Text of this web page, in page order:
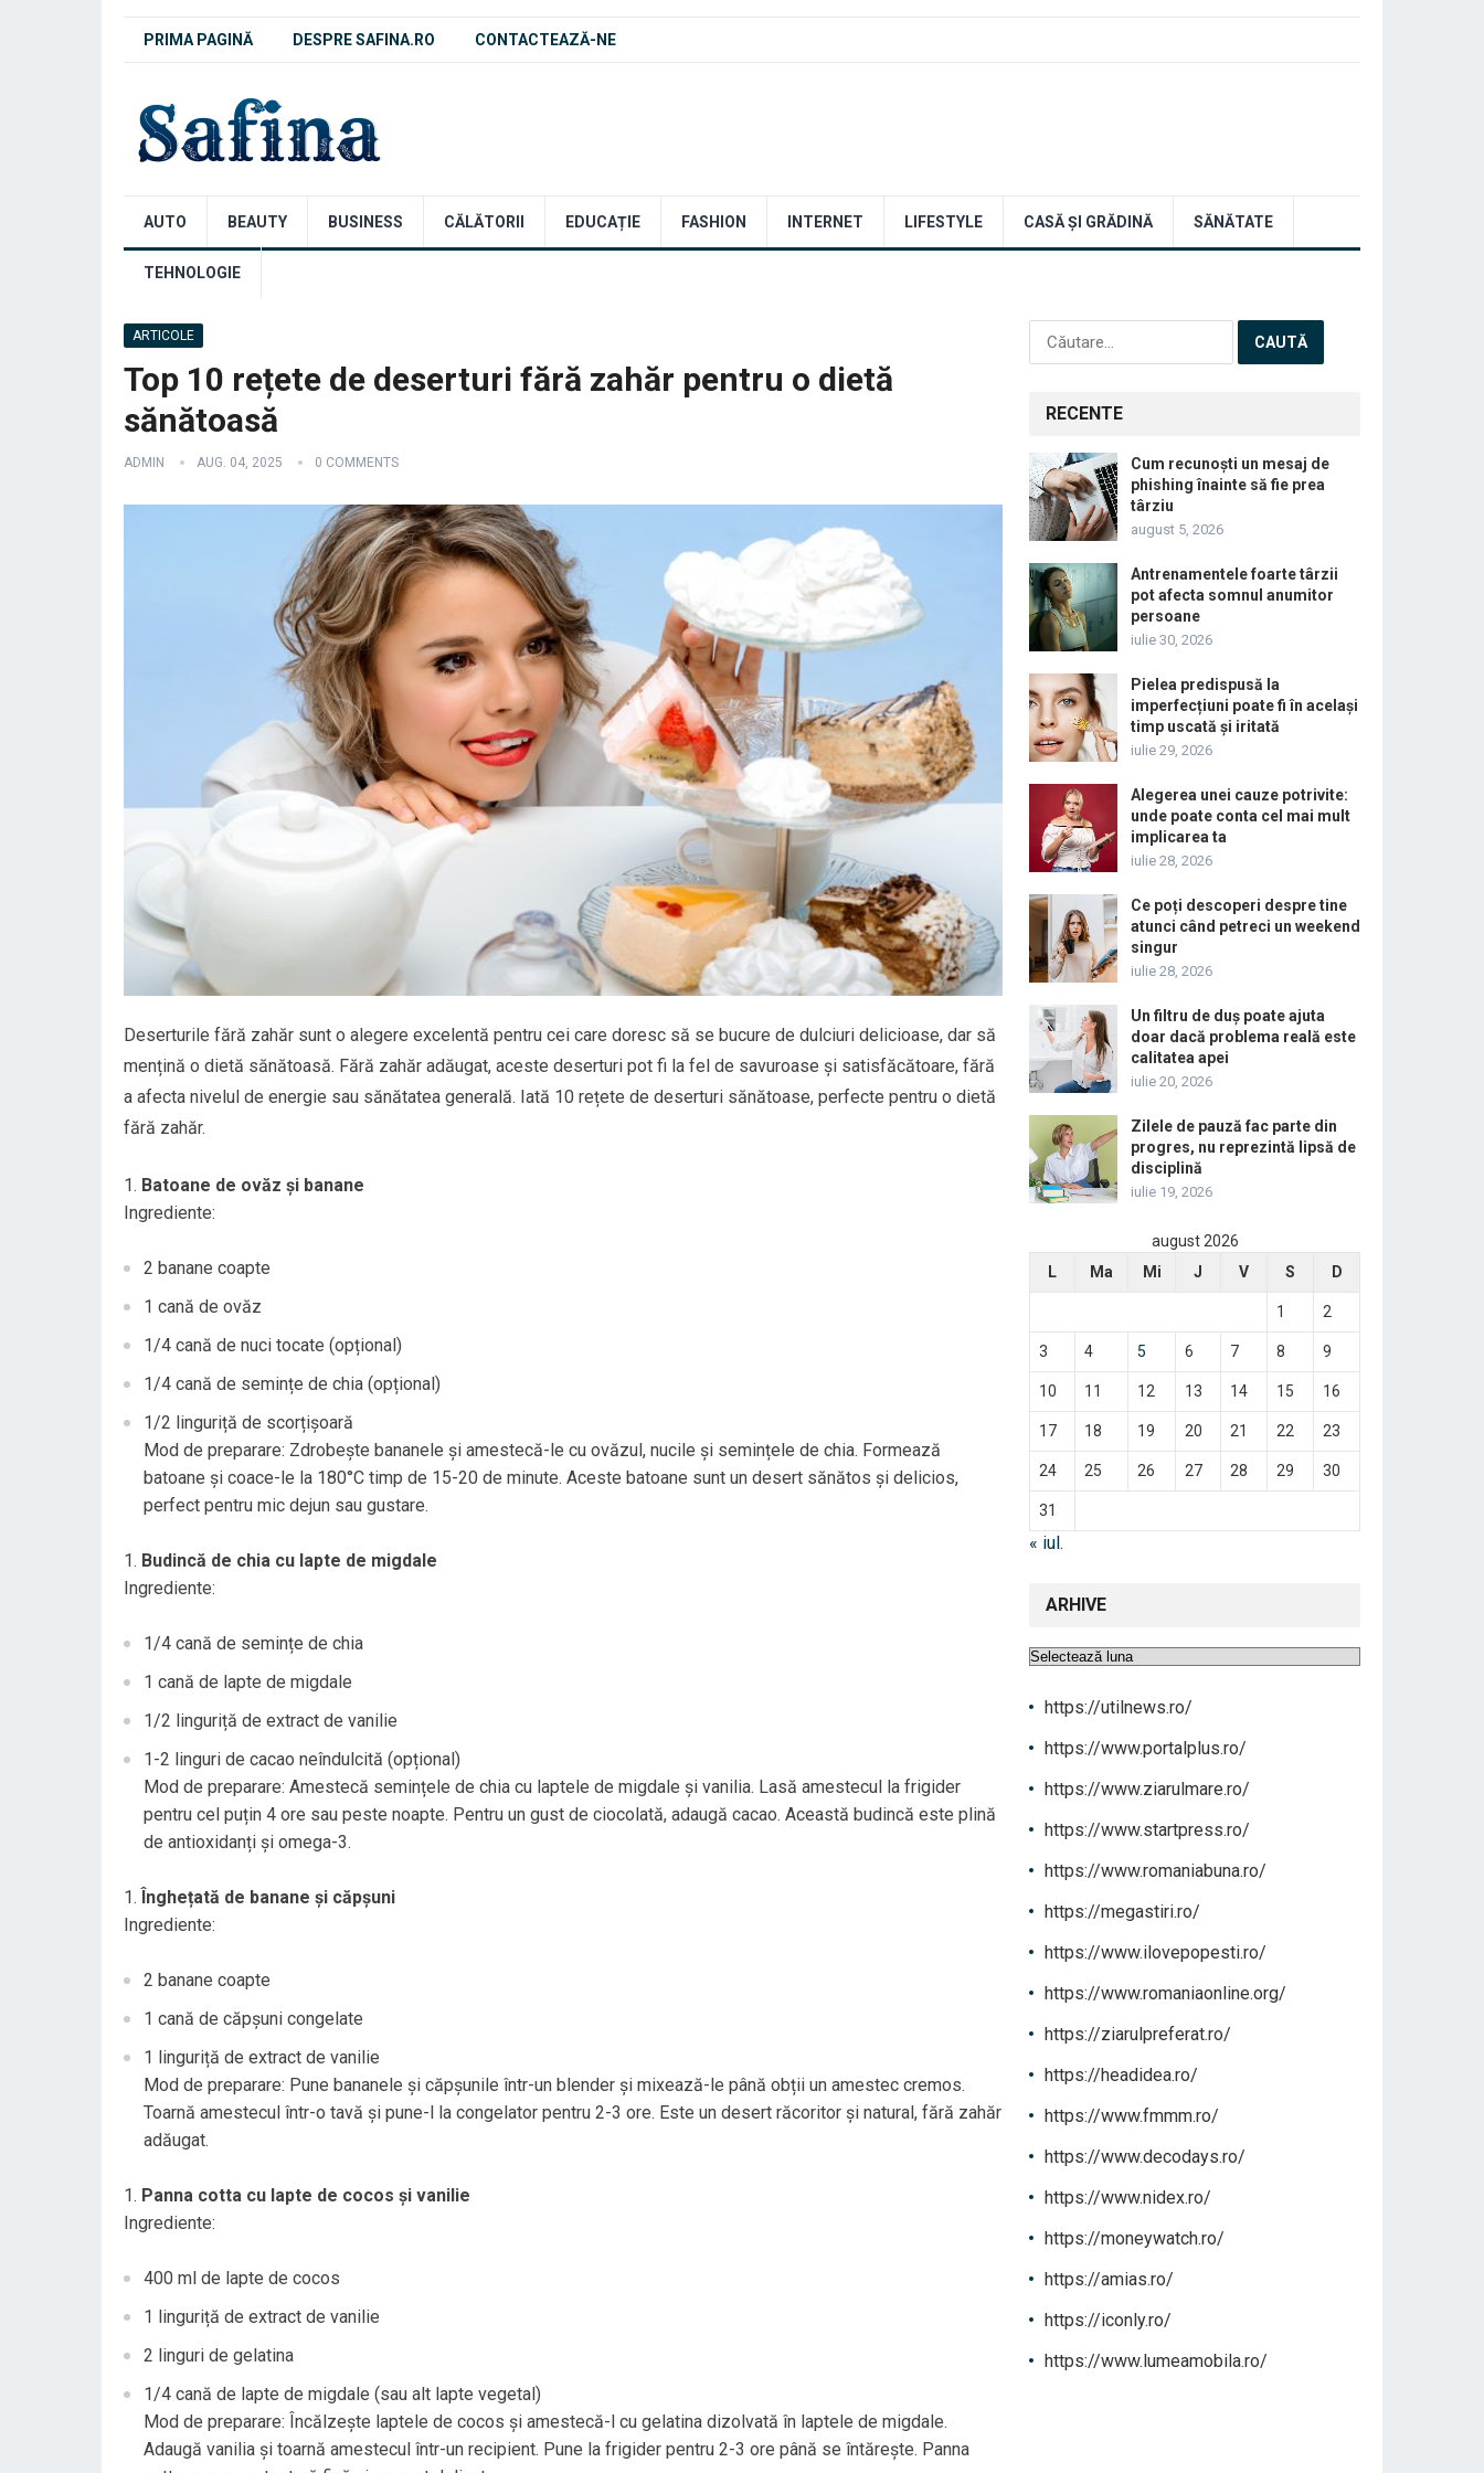
PRIMA PAGINĂ DESPRE SAFINA.RO CONTACTEAZĂ-NE
AUTO BEAUTY BUSINESS CĂLĂTORII EDUCAȚIE FASHION INTERNET LIFESTYLE CASĂ ȘI GRĂDINĂ SĂNĂTATE
TEHNOLOGIE
ARTICOLE
Top 10 rețete de deserturi fără zahăr pentru o dietă
sănătoasă
ADMIN AUG. 04, 2025 0 COMMENTS
Deserturile fără zahăr sunt o alegere excelentă pentru cei care doresc să se bucure de dulciuri delicioase, dar să
mențină o dietă sănătoasă. Fără zahăr adăugat, aceste deserturi pot fi la fel de savuroase și satisfăcătoare, fără
a afecta nivelul de energie sau sănătatea generală. Iată 10 rețete de deserturi sănătoase, perfecte pentru o dietă
fără zahăr.
Batoane de ovăz și banane
Ingrediente:
2 banane coapte
1 cană de ovăz
1/4 cană de nuci tocate (opțional)
1/4 cană de semințe de chia (opțional)
1/2 linguriță de scorțișoară
Mod de preparare: Zdrobește bananele și amestecă-le cu ovăzul, nucile și semințele de chia. Formează
batoane și coace-le la 180°C timp de 15-20 de minute. Aceste batoane sunt un desert sănătos și delicios,
perfect pentru mic dejun sau gustare.
Budincă de chia cu lapte de migdale
Ingrediente:
1/4 cană de semințe de chia
1 cană de lapte de migdale
1/2 linguriță de extract de vanilie
1-2 linguri de cacao neîndulcită (opțional)
Mod de preparare: Amestecă semințele de chia cu laptele de migdale și vanilia. Lasă amestecul la frigider
pentru cel puțin 4 ore sau peste noapte. Pentru un gust de ciocolată, adaugă cacao. Această budincă este plină
de antioxidanți și omega-3.
Înghețată de banane și căpșuni
Ingrediente:
2 banane coapte
1 cană de căpșuni congelate
1 linguriță de extract de vanilie
Mod de preparare: Pune bananele și căpșunile într-un blender și mixează-le până obții un amestec cremos.
Toarnă amestecul într-o tavă și pune-l la congelator pentru 2-3 ore. Este un desert răcoritor și natural, fără zahăr
adăugat.
Panna cotta cu lapte de cocos și vanilie
Ingrediente:
400 ml de lapte de cocos
1 linguriță de extract de vanilie
2 linguri de gelatina
1/4 cană de lapte de migdale (sau alt lapte vegetal)
Mod de preparare: Încălzește laptele de cocos și amestecă-l cu gelatina dizolvată în laptele de migdale.
Adaugă vanilia și toarnă amestecul într-un recipient. Pune la frigider pentru 2-3 ore până se întărește. Panna
Caută
după:
RECENTE
Cum recunoști un mesaj de
phishing înainte să fie prea
târziu
august 5, 2026
Antrenamentele foarte târzii
pot afecta somnul anumitor
persoane
iulie 30, 2026
Pielea predispusă la
imperfecțiuni poate fi în același
timp uscată și iritată
iulie 29, 2026
Alegerea unei cauze potrivite:
unde poate conta cel mai mult
implicarea ta
iulie 28, 2026
Ce poți descoperi despre tine
atunci când petreci un weekend
singur
iulie 28, 2026
Un filtru de duș poate ajuta
doar dacă problema reală este
calitatea apei
iulie 20, 2026
Zilele de pauză fac parte din
progres, nu reprezintă lipsă de
disciplină
iulie 19, 2026
august 2026
L
Ma Mi J V S D
1 2
3 4 5 6 7 8 9
10 11 12 13 14 15 16
17 18 19 20 21 22 23
24 25 26 27 28 29 30
31
« iul.
ARHIVE
Arhive
https://utilnews.ro/
https://www.portalplus.ro/
https://www.ziarulmare.ro/
https://www.startpress.ro/
https://www.romaniabuna.ro/
https://megastiri.ro/
https://www.ilovepopesti.ro/
https://www.romaniaonline.org/
https://ziarulpreferat.ro/
https://headidea.ro/
https://www.fmmm.ro/
https://www.decodays.ro/
https://www.nidex.ro/
https://moneywatch.ro/
https://amias.ro/
https://iconly.ro/
https://www.lumeamobila.ro/